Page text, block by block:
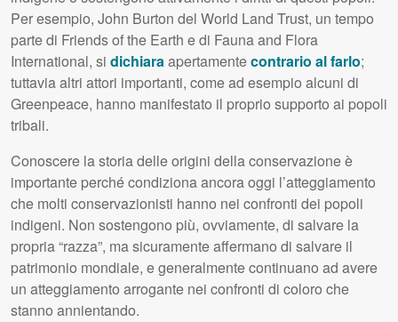
Per esempio, John Burton del World Land Trust, un tempo
parte di Friends of the Earth e di Fauna and Flora
International, si dichiaraapertamentecontrario al farlo;
tuttavia altri attori importanti, come ad esempio alcuni di
Greenpeace, hanno manifestato il proprio supporto ai popoli
tribali.
Conoscere la storia delle origini della conservazione è
importante perché condiziona ancora oggi l’atteggiamento
che molti conservazionisti hanno nei confronti dei popoli
indigeni. Non sostengono più, ovviamente, di salvare la
propria “razza”, ma sicuramente affermano di salvare il
patrimonio mondiale, e generalmente continuano ad avere
un atteggiamento arrogante nei confronti di coloro che
stanno annientando.